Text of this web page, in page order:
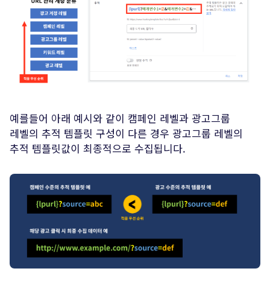
예를들어 아래 예시와 같이 캠페인 레벨과 광고그룹
레벨의 추적 템플릿 구성이 다른 경우 광고그룹 레벨의
추적 템플릿값이 최종적으로 수집됩니다.